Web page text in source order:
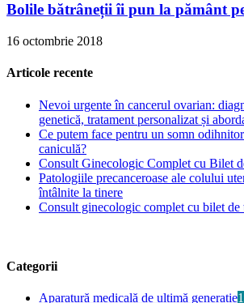
Bolile bătrâneții îi pun la pământ
16 octombrie 2018
Articole recente
Nevoi urgente în cancerul ovarian:
genetică, tratament personalizat și
Ce putem face pentru un somn
caniculă?
Consult Ginecologic Complet cu Bilet
Patologiile precanceroase ale colului
întâlnite la tinere
Consult ginecologic complet cu bilet de
Categorii
Aparatură medicală de ultimă generație